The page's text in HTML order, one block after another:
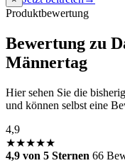
Produktbewertung
Bewertung zu
Männertag
Hier sehen Sie die
und können selbst eine
4,9
★★★★★
4,9 von 5 Sternen 66